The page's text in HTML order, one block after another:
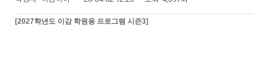
[2027학년도 이감 학원용 프로그램 시즌3]